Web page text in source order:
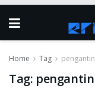
Home Tag pengantin
Tag: pengantin